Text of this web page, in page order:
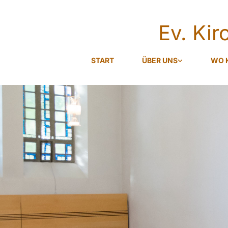
Ev.
START ÜBER UNS WO